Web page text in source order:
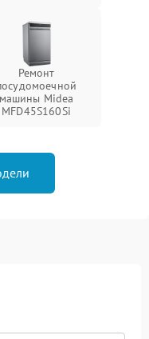
Ремонт
машины Midea
MFD45S160Si